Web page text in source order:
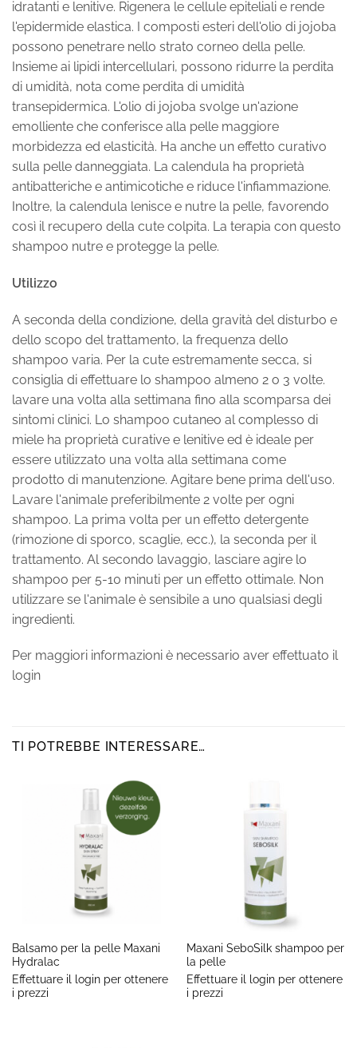
idratanti e lenitive. Rigenera le cellule epiteliali e rende
l'epidermide elastica. I composti esteri dell'olio di jojoba
possono penetrare nello strato corneo della pelle.
Insieme ai lipidi intercellulari, possono ridurre la perdita
di umidità, nota come perdita di umidità
transepidermica. L'olio di jojoba svolge un'azione
emolliente che conferisce alla pelle maggiore
morbidezza ed elasticità. Ha anche un effetto curativo
sulla pelle danneggiata. La calendula ha proprietà
antibatteriche e antimicotiche e riduce l'infiammazione.
Inoltre, la calendula lenisce e nutre la pelle, favorendo
così il recupero della cute colpita. La terapia con questo
shampoo nutre e protegge la pelle.
Utilizzo
A seconda della condizione, della gravità del disturbo e
dello scopo del trattamento, la frequenza dello
shampoo varia. Per la cute estremamente secca, si
consiglia di effettuare lo shampoo almeno 2 o 3 volte.
lavare una volta alla settimana fino alla scomparsa dei
sintomi clinici. Lo shampoo cutaneo al complesso di
miele ha proprietà curative e lenitive ed è ideale per
essere utilizzato una volta alla settimana come
prodotto di manutenzione. Agitare bene prima dell'uso.
Lavare l'animale preferibilmente 2 volte per ogni
shampoo. La prima volta per un effetto detergente
(rimozione di sporco, scaglie, ecc.), la seconda per il
trattamento. Al secondo lavaggio, lasciare agire lo
shampoo per 5-10 minuti per un effetto ottimale. Non
utilizzare se l'animale è sensibile a uno qualsiasi degli
ingredienti.
Per maggiori informazioni è necessario aver effettuato il
login
TI POTREBBE INTERESSARE…
Balsamo per la pelle Maxani
Hydralac
Effettuare il login per ottenere
i prezzi
Maxani SeboSilk shampoo per
la pelle
Effettuare il login per ottenere
i prezzi